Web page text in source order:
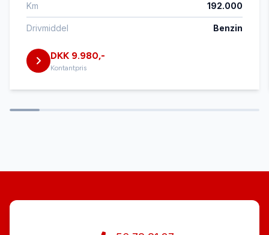
Km 192.000
Drivmiddel Benzin
DKK 9.980,-
Kontantpris